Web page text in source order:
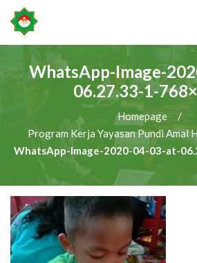
WhatsApp-Image-
06.27.33-1-
Homepage
/
Program Kerja Yayasan Pundi Amal
WhatsApp-Image-2020-04-03-at-